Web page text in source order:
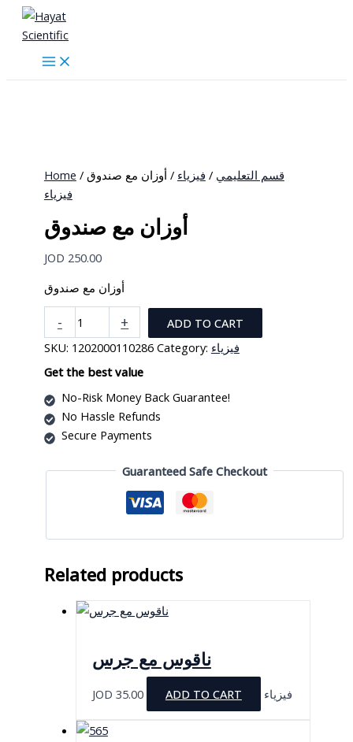
Skip
content
Home / قسم التعليمي / فيزياء / أوزان مع صندوق
فيزياء
أوزان مع صندوق
JOD 250.00
أوزان مع صندوق
-
مع
صندوق
quantity
+
ADD TO CART
SKU: 1202000110286 Category: فيزياء
Get the best value
No-Risk Money Back Guarantee!
No Hassle Refunds
Secure Payments
Guaranteed Safe Checkout
Related products
ناقوس مع جرس
JOD 35.00 ADD TO CART فيزياء